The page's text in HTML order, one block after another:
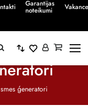
Garantijas
noteikumi
ģeneratori